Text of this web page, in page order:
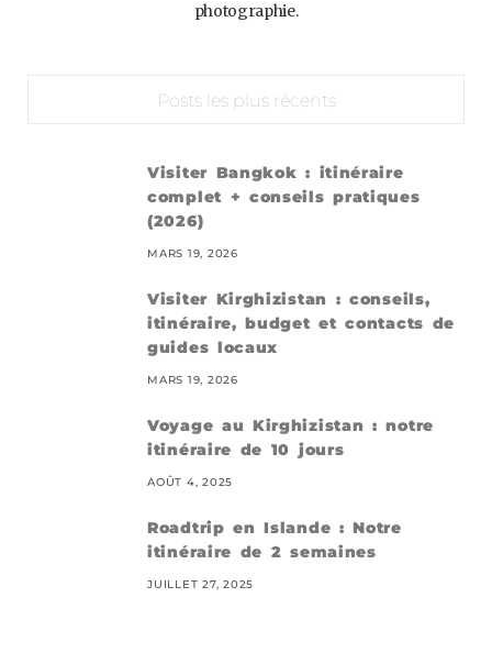
photographie.
Posts les plus récents
Visiter Bangkok : itinéraire
complet + conseils pratiques
(2026)
MARS 19, 2026
Visiter Kirghizistan : conseils,
itinéraire, budget et contacts de
guides locaux
MARS 19, 2026
Voyage au Kirghizistan : notre
itinéraire de 10 jours
AOÛT 4, 2025
Roadtrip en Islande : Notre
itinéraire de 2 semaines
JUILLET 27, 2025